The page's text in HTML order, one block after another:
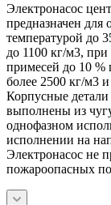
Электронасос
предназначен для
температурой до
до 1100 кг/м3,
примесей до 10 %
более 2500 кг/м3
Корпусные детали
выполнены из
однофазном
исполнении на
Электронасос не
пожароопасных